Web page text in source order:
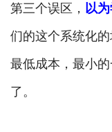
第三个误区， 以
们的这个系统化
最低成本，最小
了。